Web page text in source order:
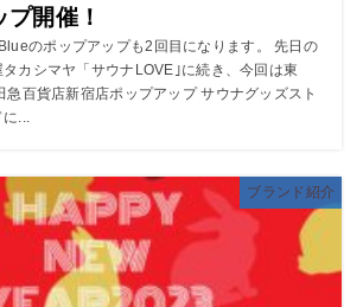
開催！
のポップアップも2回目になります。 先日の
カシマヤ「サウナLOVE｣に続き、今回は東
急百貨店新宿店ポップアップ サウナグッズスト
...
ブランド紹介